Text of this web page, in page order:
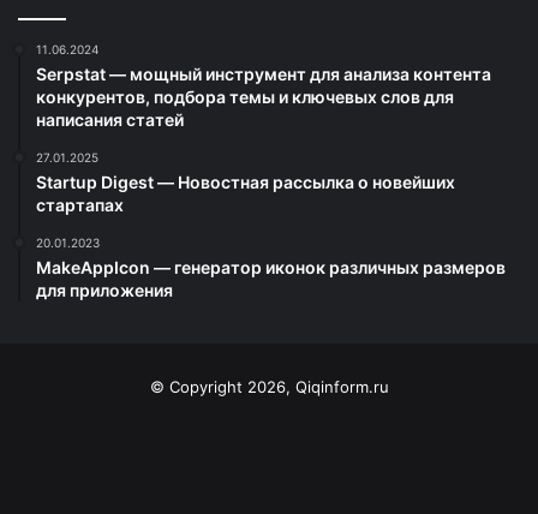
11.06.2024
Serpstat — мощный инструмент для анализа контента
конкурентов, подбора темы и ключевых слов для
написания статей
27.01.2025
Startup Digest — Новостная рассылка о новейших
стартапах
20.01.2023
MakeAppIcon — генератор иконок различных размеров
для приложения
© Copyright 2026, Qiqinform.ru